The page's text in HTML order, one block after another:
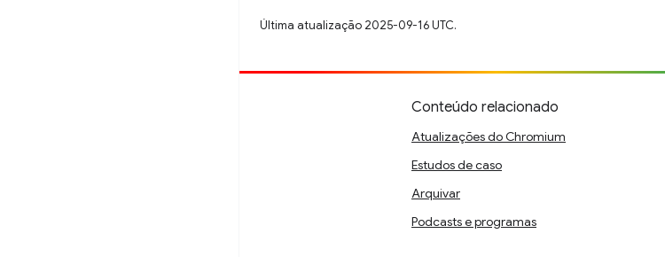
Última atualização 2025-09-16 UTC.
Conteúdo relacionado
Atualizações do Chromium
Estudos de caso
Arquivar
Podcasts e programas